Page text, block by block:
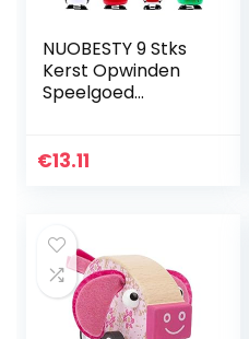
NUOBESTY 9 Stks
Kerst Opwinden
Speelgoed
Santa Uurwerk
€13.11